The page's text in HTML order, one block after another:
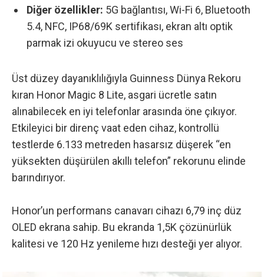
Diğer özellikler: 5G bağlantısı, Wi-Fi 6, Bluetooth
5.4, NFC, IP68/69K sertifikası, ekran altı optik
parmak izi okuyucu ve stereo ses
Üst düzey dayanıklılığıyla Guinness Dünya Rekoru
kıran Honor Magic 8 Lite, asgari ücretle satın
alınabilecek en iyi telefonlar arasında öne çıkıyor.
Etkileyici bir direnç vaat eden cihaz, kontrollü
testlerde 6.133 metreden hasarsız düşerek “en
yüksekten düşürülen akıllı telefon” rekorunu elinde
barındırıyor.
Honor’un performans canavarı cihazı 6,79 inç düz
OLED ekrana sahip. Bu ekranda 1,5K çözünürlük
kalitesi ve 120 Hz yenileme hızı desteği yer alıyor.